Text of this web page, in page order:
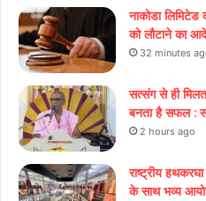
नाकोडा
को लौटाने का
32 minutes
सत्संग से ही
बनता है सफल :
2 hours ago
राष्ट्रीय
के साथ भव्य